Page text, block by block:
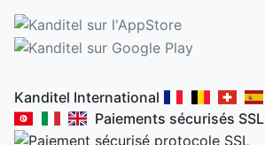
Kanditel International
Paiements sécurisés SSL